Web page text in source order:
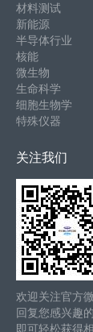
材料测试
新能源
半导体行业
核能
微生物
生命科学
细胞生物学
特殊仪器
关注我们
欢迎关注官方
回复您感兴趣
即可轻松获得